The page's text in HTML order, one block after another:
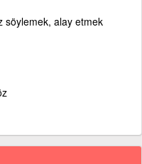
söylemek, alay etmek